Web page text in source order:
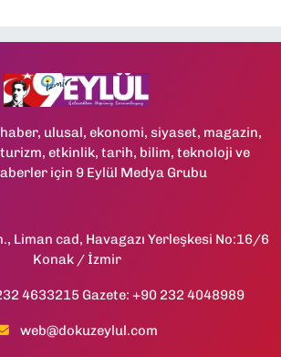
ulusal, ekonomi, siyaset, magazin,
etkinlik, tarih, bilim, teknoloji ve
için 9 Eylül Medya Grubu
Liman cad, Havagazı Yerleşkesi No:16/6
Konak / İzmir
4633215 Gazete: +90 232 4048989
web@dokuzeylul.com